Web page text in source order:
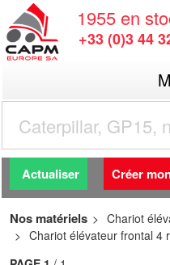
1955 en
+33 (0)3 44
Actualiser Créer
Nos matériels
Chariot
Chariot élévateur frontal 4